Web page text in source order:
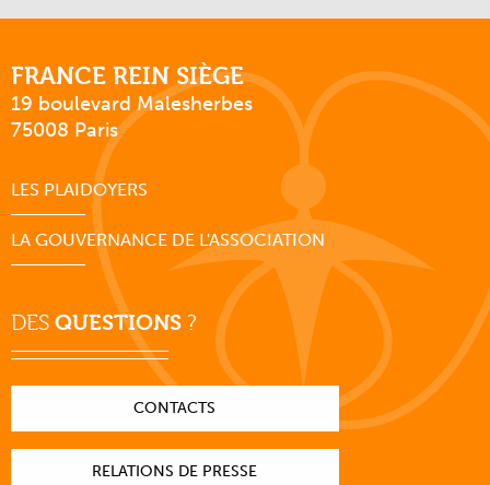
FRANCE REIN SIÈGE
19 boulevard Malesherbes
75008 Paris
LES PLAIDOYERS
LA GOUVERNANCE DE L'ASSOCIATION
DES QUESTIONS ?
CONTACTS
RELATIONS DE PRESSE